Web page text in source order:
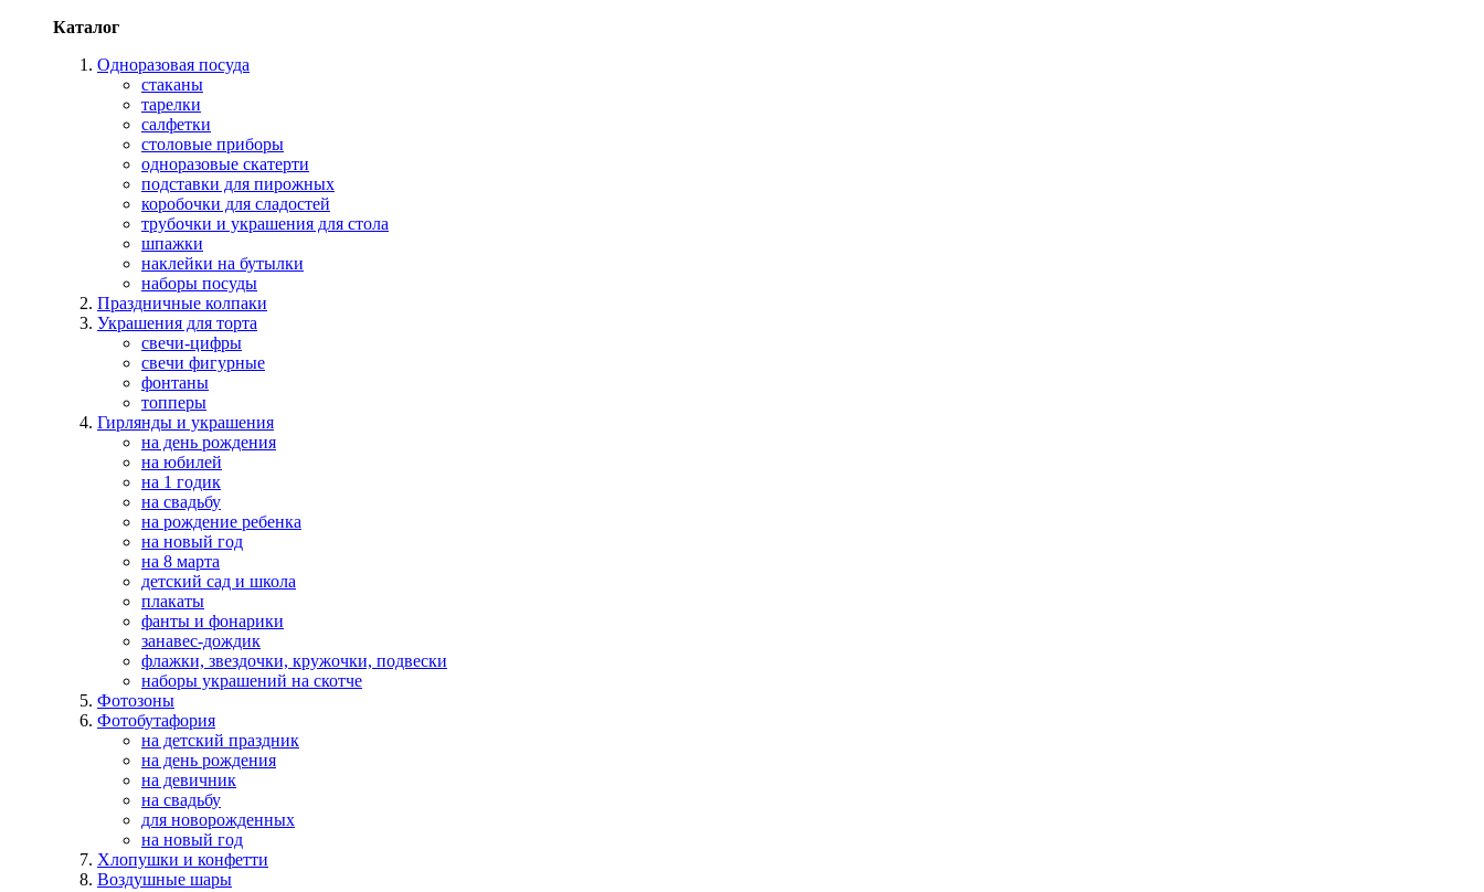
Каталог
Одноразовая посуда
стаканы
тарелки
салфетки
столовые приборы
одноразовые скатерти
подставки для пирожных
коробочки для сладостей
трубочки и украшения для стола
шпажки
наклейки на бутылки
наборы посуды
Праздничные колпаки
Украшения для торта
свечи-цифры
свечи фигурные
фонтаны
топперы
Гирлянды и украшения
на день рождения
на юбилей
на 1 годик
на свадьбу
на рождение ребенка
на новый год
на 8 марта
детский сад и школа
плакаты
фанты и фонарики
занавес-дождик
флажки, звездочки, кружочки, подвески
наборы украшений на скотче
Фотозоны
Фотобутафория
на детский праздник
на день рождения
на девичник
на свадьбу
для новорожденных
на новый год
Хлопушки и конфетти
Воздушные шары